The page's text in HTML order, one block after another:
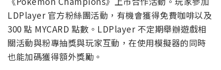
LDPlayer 官方粉絲團活動，有機會獲得免費咖啡以及
300 點 MYCARD 點數。LDPlayer 不定期舉辦遊戲相
關活動與粉專抽獎與玩家互動，在使用模擬器的同時
也能加碼獲得額外獎勵。